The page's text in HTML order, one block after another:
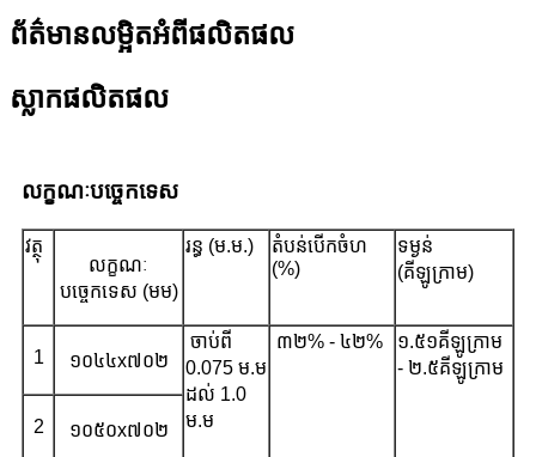
ព័ត៌មានលម្អិតអំពីផលិតផល
ស្លាកផលិតផល
លក្ខណៈបច្ចេកទេស
វត្ថុ
លក្ខណៈ
បច្ចេកទេស (មម)
រន្ធ (ម.ម.)
តំបន់បើកចំហ
(%)
ទម្ងន់
(គីឡូក្រាម)
1 ១០៤៤x៧០២
ចាប់ពី
0.075 ម.ម
ដល់ 1.0
ម.ម
៣២% - ៤២%
១.៥១គីឡូក្រាម
- ២.៥គីឡូក្រាម
2 ១០៥០x៧០២